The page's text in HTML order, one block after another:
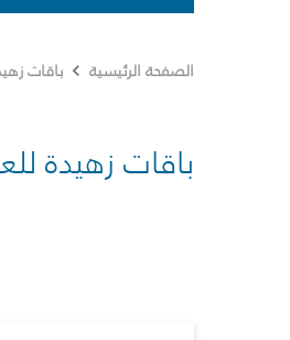
الصفحة الرئيسية باقات
باقات زهيدة